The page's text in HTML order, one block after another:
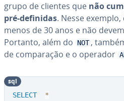
grupo de clientes que não
pré-definidas. Nesse
menos de 30 anos e não
Portanto, além do
NOT ,
de com­pa­ra­ção e o operador
SELECT
*
sql